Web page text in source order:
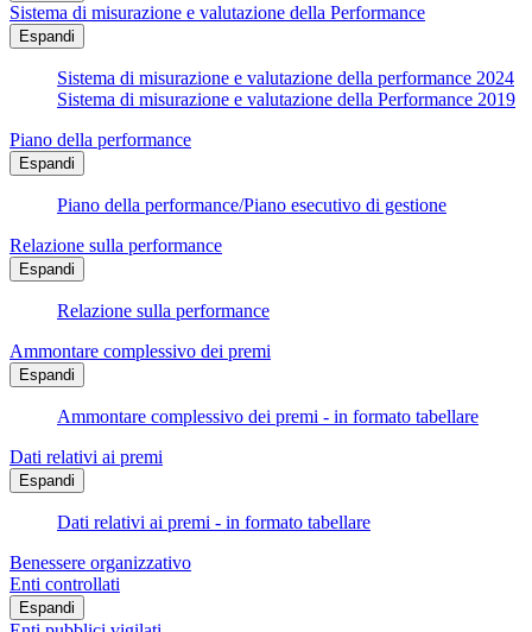
Sistema di misurazione e valutazione della Performance
Espandi
Sistema di misurazione e valutazione della performance 2024
Sistema di misurazione e valutazione della Performance 2019
Piano della performance
Espandi
Piano della performance/Piano esecutivo di gestione
Relazione sulla performance
Espandi
Relazione sulla performance
Ammontare complessivo dei premi
Espandi
Ammontare complessivo dei premi - in formato tabellare
Dati relativi ai premi
Espandi
Dati relativi ai premi - in formato tabellare
Benessere organizzativo
Enti controllati
Espandi